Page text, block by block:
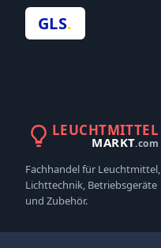
GLS.
LEUCHTMITTEL
MARKT.com
Fachhandel für Leuchtmittel,
Lichttechnik, Betriebsgeräte
und Zubehör.